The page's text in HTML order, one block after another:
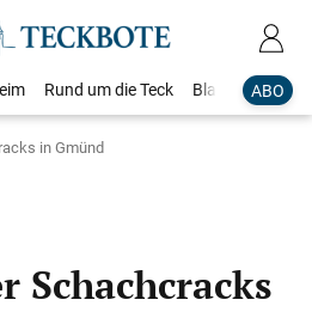
ABO
Rund um die Teck Blaulicht
in Gmünd
Schachcracks